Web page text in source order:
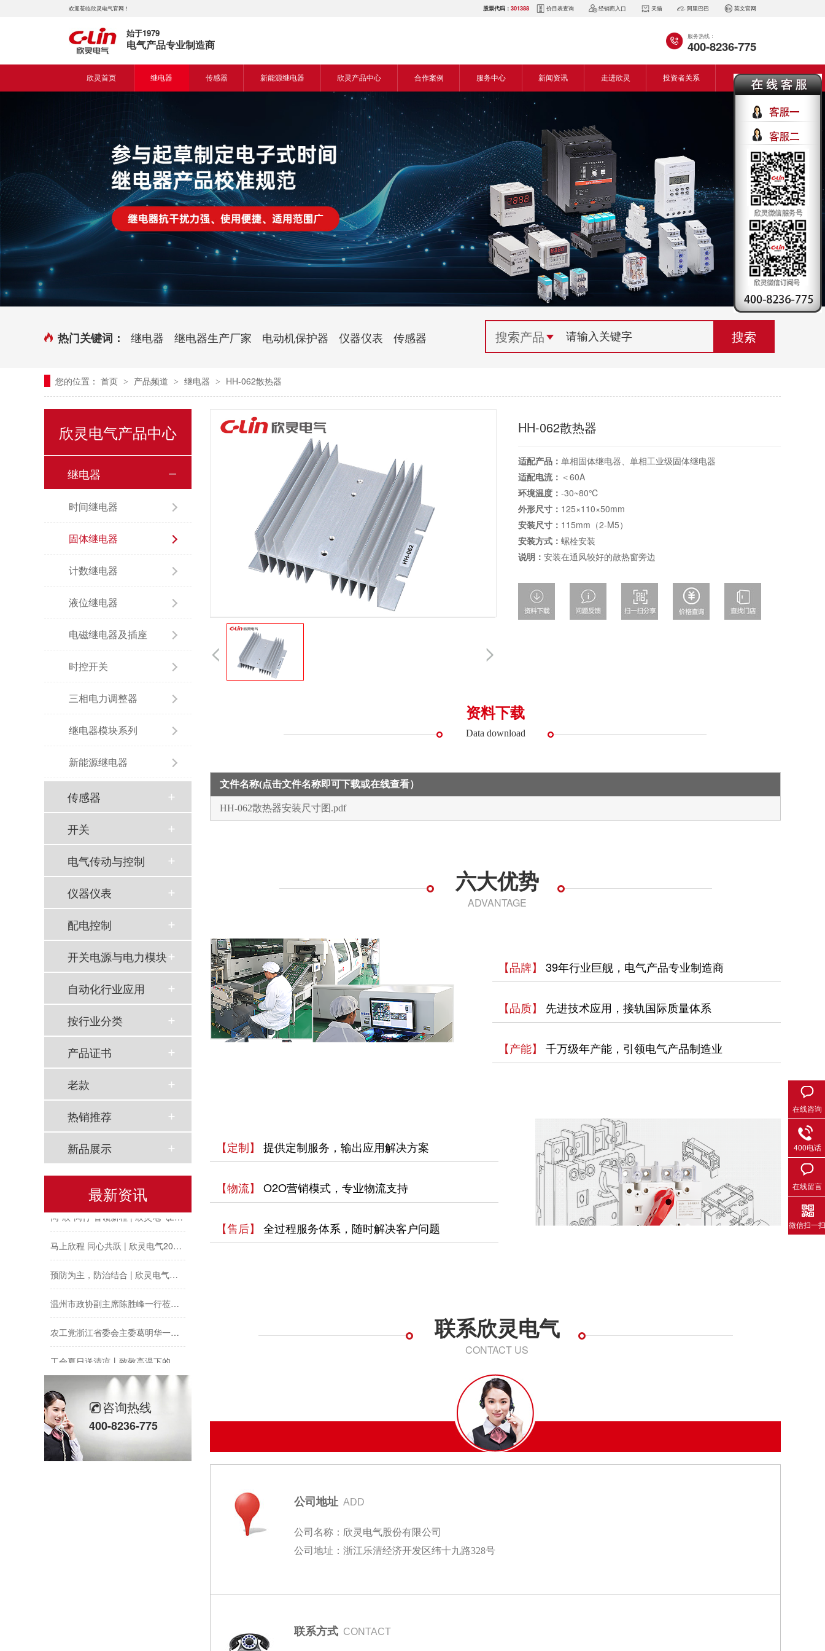
价目表查询 经销商入口 天猫 阿里巴巴 英文官网
欢迎莅临欣灵电气官网！ 股票代码：301388
始于1979
电气产品专业制造商
服务热线：
400-8236-775
欣灵首页 继电器
时间继电器
固体继电器
计数继电器
液位继电器
电磁继电器及插座
时控开关
新能源继电器
传感器
光电开关
编码器
热电偶
热电阻
新能源继电器
新能源直流继电器
欣灵产品中心
传感器
电气传动与控制
仪器仪表
开关
配电控制
合作案例
食品机械行业
机床行业
塑料机械行业
建筑机械行业
包装机械行业
纺织机械行业
服务中心
营销网络
服务热线
电商平台
下载中心
视频中心
电气百科
常见问题
技术支持
新闻资讯
新闻动态
展会资讯
电气百科
常见问答
走进欣灵
董事长致词
企业风采
专利证书
生产设备
荣誉资质
组织机构
联系欣灵
投资者关系
热门关键词： 继电器 继电器生产厂家 电动机保护器 仪器仪表 传感器
您的位置： 首页 > 产品频道 > 继电器 > HH-062散热器
HH-062散热器
适配产品：单相固体继电器、单相工业级固体继电器
适配电流： ＜60A
环境温度：-30~80℃
外形尺寸： 125×110×50mm
安装尺寸： 115mm（2-M5）
安装方式：螺栓安装
说明：安装在通风较好的散热窗旁边
资料下载
Data download
文件名称(点击文件名称即可下载或在线查看）
HH-062散热器安装尺寸图.pdf
六大优势
ADVANTAGE
【品牌】 39年行业巨舰，电气产品专业制造商
【品质】 先进技术应用，接轨国际质量体系
【产能】 千万级年产能，引领电气产品制造业
【定制】 提供定制服务，输出应用解决方案
【物流】 O2O营销模式，专业物流支持
【售后】 全过程服务体系，随时解决客户问题
联系欣灵电气
CONTACT US
公司地址 ADD
公司名称：欣灵电气股份有限公司
公司地址：浙江乐清经济开发区纬十九路328号
联系方式 CONTACT
欣灵电气产品中心
继电器
时间继电器
固体继电器
计数继电器
液位继电器
电磁继电器及插座
时控开关
三相电力调整器
继电器模块系列
新能源继电器
传感器
开关
电气传动与控制
仪器仪表
配电控制
开关电源与电力模块
自动化行业应用
按行业分类
产品证书
老款
热销推荐
新品展示
最新资讯
以母爱为名丨执扇寻夏 共赴一场美好花事
欣灵党建之行 寻访红色“旗”迹
欣灵“粽”头戏丨乐享『端午游园会』
咨询热线
400-8236-775
在线咨询
400电话
在线留言
微信扫一扫